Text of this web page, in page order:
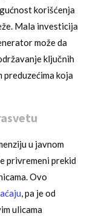
korišćenja
Mala investicija
može da
ključnih
preduzećima koja
u javnom
privremeni prekid
Ovo
, pa je od
ulicama